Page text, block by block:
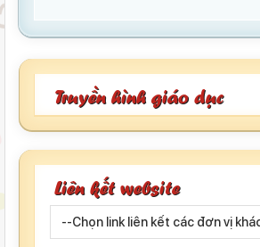
Truyền hình giáo dục
Liên kết website